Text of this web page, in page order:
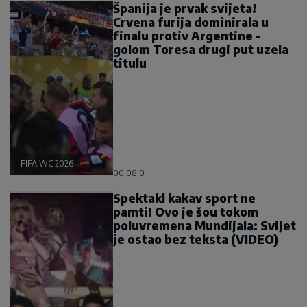
FIFA WC 2026
Španija je prvak svijeta!
Crvena furija dominirala u
finalu protiv Argentine -
golom Toresa drugi put uzela
titulu
00:08 0
Spektakl kakav sport ne
pamti! Ovo je šou tokom
poluvremena Mundijala: Svijet
je ostao bez teksta (VIDEO)